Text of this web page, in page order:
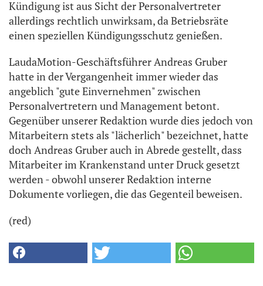
Kündigung ist aus Sicht der Personalvertreter
allerdings rechtlich unwirksam, da Betriebsräte
einen speziellen Kündigungsschutz genießen.
LaudaMotion-Geschäftsführer Andreas Gruber
hatte in der Vergangenheit immer wieder das
angeblich "gute Einvernehmen" zwischen
Personalvertretern und Management betont.
Gegenüber unserer Redaktion wurde dies jedoch von
Mitarbeitern stets als "lächerlich" bezeichnet, hatte
doch Andreas Gruber auch in Abrede gestellt, dass
Mitarbeiter im Krankenstand unter Druck gesetzt
werden - obwohl unserer Redaktion interne
Dokumente vorliegen, die das Gegenteil beweisen.
(red)